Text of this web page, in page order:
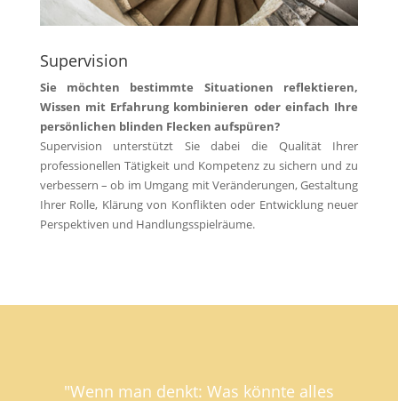
Supervision
Sie möchten bestimmte Situationen reflektieren,
Wissen mit Erfahrung kombinieren oder einfach Ihre
persönlichen blinden Flecken aufspüren?
Supervision unterstützt Sie dabei die Qualität Ihrer
professionellen Tätigkeit und Kompetenz zu sichern und zu
verbessern – ob im Umgang mit Veränderungen, Gestaltung
Ihrer Rolle, Klärung von Konflikten oder Entwicklung neuer
Perspektiven und Handlungsspielräume.
"Wenn man denkt: Was könnte alles